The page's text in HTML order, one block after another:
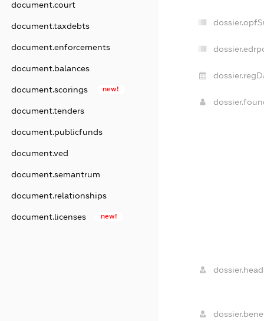
document.court
document.taxdebts
document.enforcements
document.balances
document.scorings new!
document.tenders
document.publicfunds
document.ved
document.semantrum
document.relationships
document.licenses new!